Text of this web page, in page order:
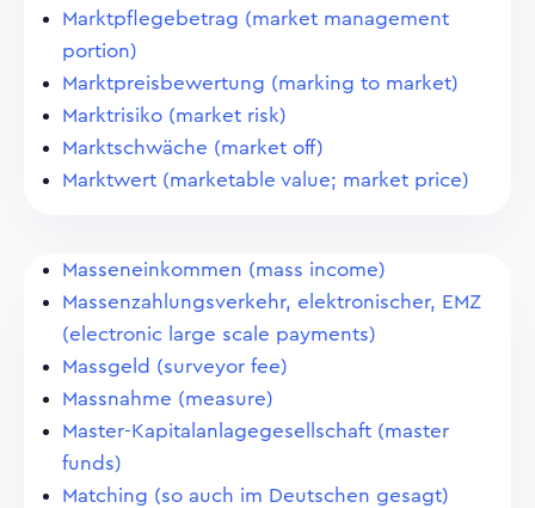
Marktpflegebetrag (market management
portion)
Marktpreisbewertung (marking to market)
Marktrisiko (market risk)
Marktschwäche (market off)
Marktwert (marketable value; market price)
Masseneinkommen (mass income)
Massenzahlungsverkehr, elektronischer, EMZ
(electronic large scale payments)
Massgeld (surveyor fee)
Massnahme (measure)
Master-Kapitalanlagegesellschaft (master
funds)
Matching (so auch im Deutschen gesagt)